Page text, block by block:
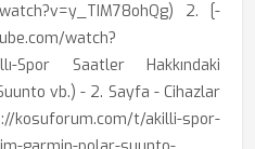
2. [-
watch?
Spor Saatler Hakkındaki
vb.) - 2. Sayfa - Cihazlar
t/akilli-spor-